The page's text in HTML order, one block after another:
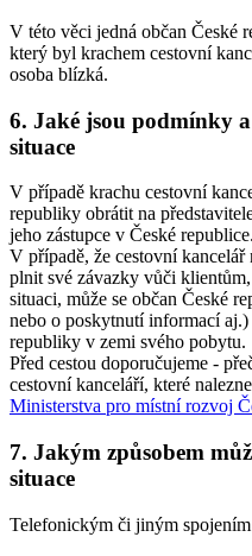
V této věci jedná občan České
který byl krachem cestovní
osoba blízká.
6. Jaké jsou podmínky
situace
V případě krachu cestovní
republiky obrátit na
jeho zástupce v České republice.
V případě, že cestovní kancelář
plnit své závazky vůči
situaci, může se občan České
nebo o poskytnutí informací
republiky v zemi svého pobytu.
Před cestou doporučujeme -
cestovní kanceláří, které
Ministerstva pro místní rozvoj
7. Jakým způsobem
situace
Telefonickým či jiným